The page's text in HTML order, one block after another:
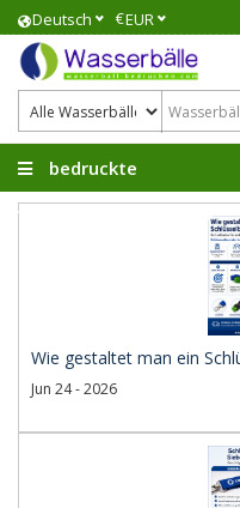
Deutsch €EUR
bedruckte
Wasserbälle
Wie gestaltet man ein
Jun 24 - 2026